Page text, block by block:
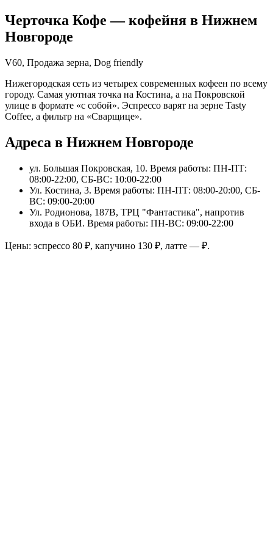
Черточка Кофе — кофейня в Нижнем
Новгороде
V60, Продажа зерна, Dog friendly
Нижегородская сеть из четырех современных кофеен по всему
городу. Самая уютная точка на Костина, а на Покровской
улице в формате «с собой». Эспрессо варят на зерне Tasty
Coffee, а фильтр на «Сварщице».
Адреса в Нижнем Новгороде
ул. Большая Покровская, 10. Время работы: ПН-ПТ:
08:00-22:00, СБ-ВС: 10:00-22:00
Ул. Костина, 3. Время работы: ПН-ПТ: 08:00-20:00, СБ-
ВС: 09:00-20:00
Ул. Родионова, 187В, ТРЦ "Фантастика", напротив
входа в ОБИ. Время работы: ПН-ВС: 09:00-22:00
Цены: эспрессо 80 ₽, капучино 130 ₽, латте — ₽.